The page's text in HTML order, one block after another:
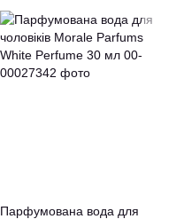
Парфумована вода для